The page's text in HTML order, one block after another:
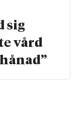
sig
vård